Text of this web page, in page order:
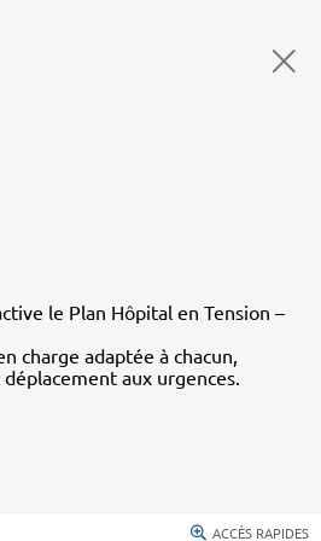
le Plan Hôpital en Tension –
charge adaptée à chacun,
aux urgences.
ACCÈS RAPIDES